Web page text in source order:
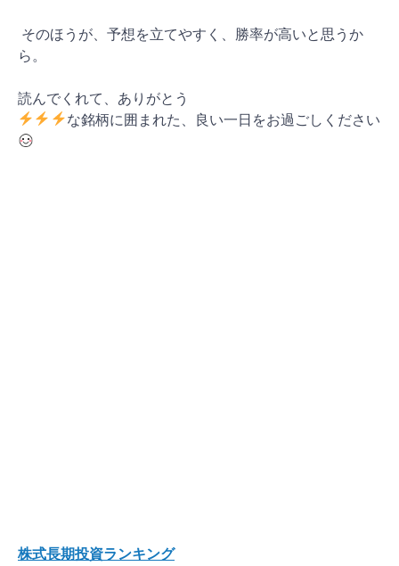
そのほうが、予想を立てやすく、勝率が高いと思うか
ら。
読んでくれて、ありがとう
な銘柄に囲まれた、良い一日をお過ごしください
株式長期投資ランキング